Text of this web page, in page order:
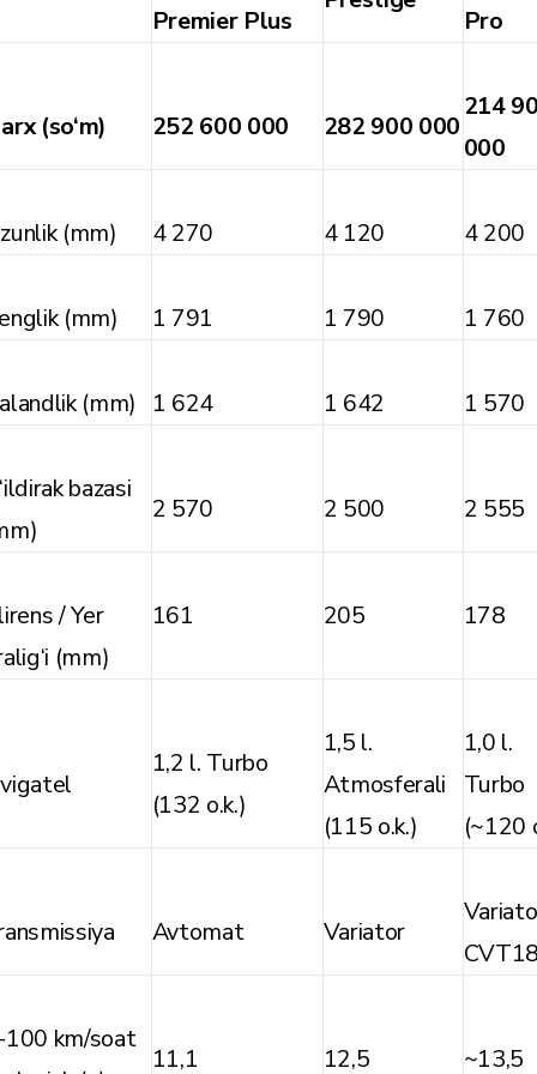
Premier Plus
Pro
(so‘m) 252 600 000 282 900 000
214
000
(mm) 4 270 4 120 4 200
(mm) 1 791 1 790 1 760
(mm) 1 624 1 642 1 570
bazasi
2 570 2 500 2 555
/ Yer
(mm)
161 205 178
1,2 l. Turbo
(132 o.k.)
1,5 l.
Atmosferali
(115 o.k.)
1,0 l.
Turbo
(~120
Avtomat Variator
km/soat
11,1 12,5 ~13,5